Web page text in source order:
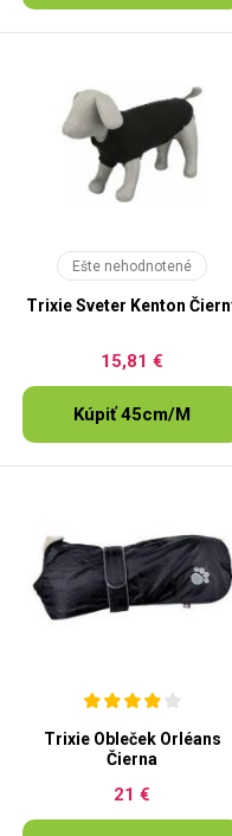
Ešte nehodnotené
Trixie Sveter Kenton
15,81 €
Kúpiť 45cm/M
Trixie Obleček Orléans
Čierna
21 €